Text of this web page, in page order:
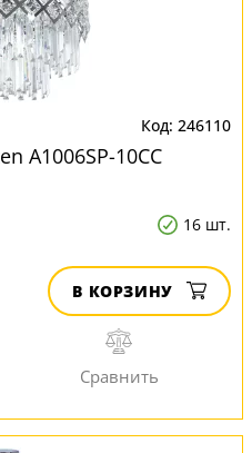
246110
A1006SP-10CC
16 шт.
В КОРЗИНУ